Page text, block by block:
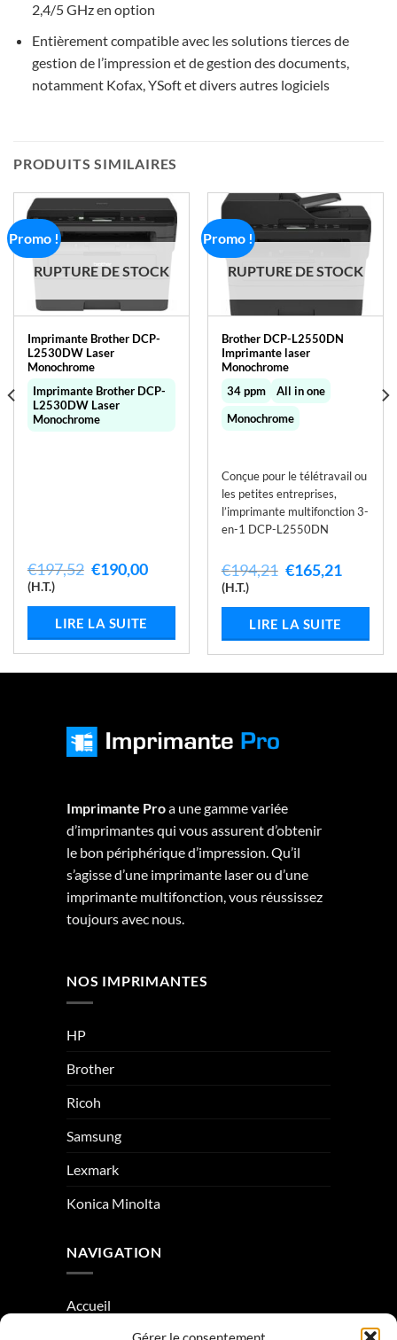
2,4/5 GHz en option
Entièrement compatible avec les solutions tierces de
gestion de l’impression et de gestion des documents,
notamment Kofax, YSoft et divers autres logiciels
PRODUITS SIMILAIRES
Promo !
RUPTURE DE STOCK
Imprimante Brother DCP-
L2530DW Laser
Monochrome
Imprimante Brother DCP-
L2530DW Laser
Monochrome
€197,52 Le
était :
€197,52.
€190,00Le
(H.T.)
LIRE LA SUITE
Promo !
RUPTURE DE STOCK
Brother DCP-L2550DN
Imprimante laser
Monochrome
34 ppm
All in one
Monochrome
Conçue pour le télétravail ou
les petites entreprises,
l’imprimante multifonction 3-
en-1 DCP-L2550DN
€194,21 Le
était :
€194,21.
€165,21
(H.T.)
LIRE LA SUITE
Imprimante Proa une gamme variée
d’imprimantes qui vous assurent d’obtenir
le bon périphérique d’impression. Qu’il
s’agisse d’une imprimante laser ou d’une
imprimante multifonction, vous réussissez
toujours avec nous.
NOS IMPRIMANTES
HP
Brother
Ricoh
Samsung
Lexmark
Konica Minolta
NAVIGATION
Accueil